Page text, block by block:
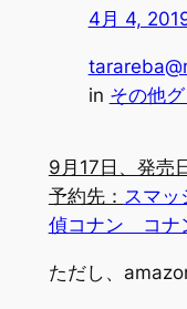
4月 4,
in その他
9月17日、発売
予約先： スマ
偵コナン コナ
ただし、